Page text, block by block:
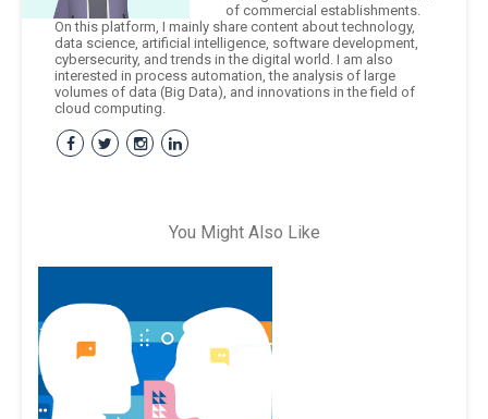
of commercial establishments.
On this platform, I mainly share content about technology,
data science, artificial intelligence, software development,
cybersecurity, and trends in the digital world. I am also
interested in process automation, the analysis of large
volumes of data (Big Data), and innovations in the field of
cloud computing.
You Might Also Like